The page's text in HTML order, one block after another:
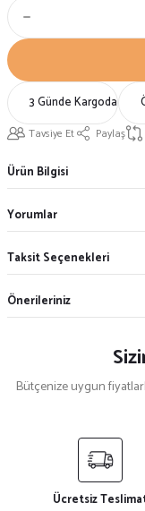
3 Günde Kargoda
Tavsiye Et Paylaş
Ürün Bilgisi
Yorumlar
Taksit Seçenekleri
Önerileriniz
Bütçenize uygun
Nikah Şekeri Hediyeliği
Ücretsiz